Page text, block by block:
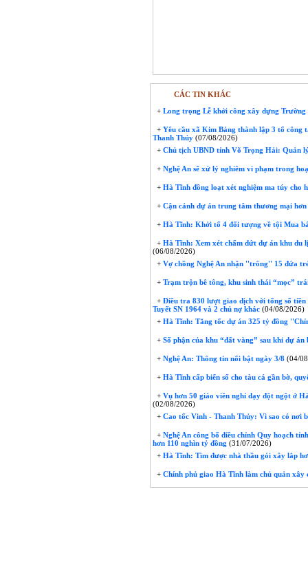
CÁC TIN KHÁC
+ Long trọng Lễ khởi công xây dựng
+ Yêu cầu xã Kim Bảng thành lập 3 tổ công
Thanh Thủy (07/08/2026)
+ Chủ tịch UBND tỉnh Võ Trọng Hải: Quản
+ Nghệ An sẽ xử lý nghiêm vi phạm trong
+ Hà Tĩnh đồng loạt xét nghiệm ma túy cho
+ Cận cảnh dự án trung tâm thương mại
+ Hà Tĩnh: Khởi tố 4 đối tượng về tội Mua
+ Hà Tĩnh: Xem xét chấm dứt dự án khu du
(06/08/2026)
+ Vợ chồng Nghệ An nhận ''trông'' 15 đứa
+ Trạm trộn bê tông, khu sinh thái “mọc”
+ Điều tra 830 lượt giao dịch với tổng số
Tuyết SN 1964 và 2 chủ nợ khác (04/08/2026)
+ Hà Tĩnh: Tăng tốc dự án 325 tỷ đồng
+ Số phận của khu “đất vàng” sau khi dự
+ Nghệ An: Thông tin nổi bật ngày 3/8 (04/
+ Hà Tĩnh cấp biển số cho tàu cá gần bờ,
+ Vụ hơn 50 giáo viên nghỉ dạy đột ngột ở
(02/08/2026)
+ Cao tốc Vinh - Thanh Thủy: Vì sao có nơi
+ Nghệ An công bố điều chỉnh Quy hoạch
hơn 110 nghìn tỷ đồng (31/07/2026)
+ Hà Tĩnh: Tìm được nhà thầu gói xây lắp
+ Chính phủ giao Hà Tĩnh làm chủ quản xây